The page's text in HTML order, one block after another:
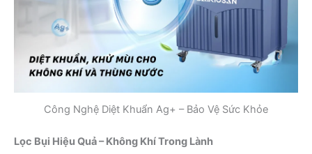
Công Nghệ Diệt Khuẩn Ag+ – Bảo Vệ Sức Khỏe
Lọc Bụi Hiệu Quả – Không Khí Trong Lành